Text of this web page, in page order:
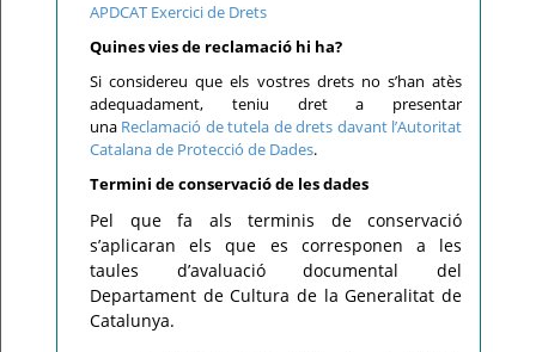
APDCAT Exercici de Drets
Quines vies de reclamació hi ha?
Si considereu que els vostres drets no s’han atès
adequadament, teniu dret a presentar
una Reclamació de tutela de drets davant l’Autoritat
Catalana de Protecció de Dades.
Termini de conservació de les dades
Pel que fa als terminis de conservació
s’aplicaran els que es corresponen a les
taules d’avaluació documental del
Departament de Cultura de la Generalitat de
Catalunya.